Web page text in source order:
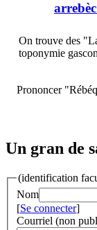
arrebèc
On trouve des
toponymie
Prononcer
Un gran de
(identification
Nom
[Se connecter]
Courriel (non